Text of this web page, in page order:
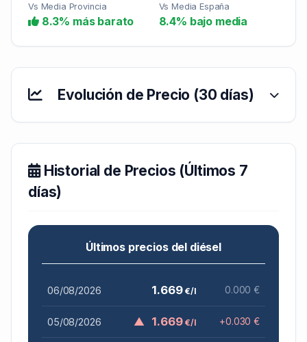
Vs Media Provincia
8.3% más barato
Vs Media España
8.4% bajo media
Evolución de Precio (30 días)
Historial de Precios (Últimos 7
días)
Últimos precios del diésel
06/08/2026 1.669€/l 0.000 €
05/08/2026 ▲ 1.669€/l +0.030 €